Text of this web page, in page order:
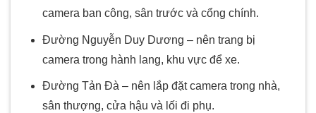
camera ban công, sân trước và cổng chính.
Đường Nguyễn Duy Dương – nên trang bị
camera trong hành lang, khu vực để xe.
Đường Tản Đà – nên lắp đặt camera trong nhà,
sân thượng, cửa hậu và lối đi phụ.